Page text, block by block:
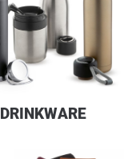
DRINKWARE